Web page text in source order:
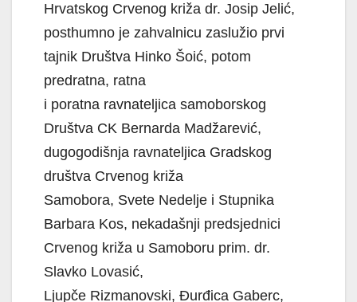
Hrvatskog Crvenog križa dr. Josip Jelić,
posthumno je zahvalnicu zaslužio prvi
tajnik Društva Hinko Šoić, potom
predratna, ratna
i poratna ravnateljica samoborskog
Društva CK Bernarda Madžarević,
dugogodišnja ravnateljica Gradskog
društva Crvenog križa
Samobora, Svete Nedelje i Stupnika
Barbara Kos, nekadašnji predsjednici
Crvenog križa u Samoboru prim. dr.
Slavko Lovasić,
Ljupče Rizmanovski, Đurđica Gaberc,